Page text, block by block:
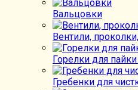
Вальцовки
Вентили,
Горелки для
Гребенки для